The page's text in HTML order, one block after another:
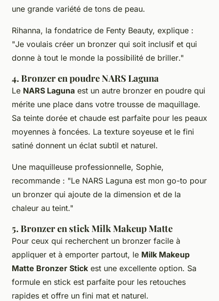
une grande variété de tons de peau.
Rihanna, la fondatrice de Fenty Beauty, explique :
"Je voulais créer un bronzer qui soit inclusif et qui
donne à tout le monde la possibilité de briller."
4. Bronzer en poudre NARS Laguna
Le NARS Laguna est un autre bronzer en poudre qui
mérite une place dans votre trousse de maquillage.
Sa teinte dorée et chaude est parfaite pour les peaux
moyennes à foncées. La texture soyeuse et le fini
satiné donnent un éclat subtil et naturel.
Une maquilleuse professionnelle, Sophie,
recommande : "Le NARS Laguna est mon go-to pour
un bronzer qui ajoute de la dimension et de la
chaleur au teint."
5. Bronzer en stick Milk Makeup Matte
Pour ceux qui recherchent un bronzer facile à
appliquer et à emporter partout, le Milk Makeup
Matte Bronzer Stick est une excellente option. Sa
formule en stick est parfaite pour les retouches
rapides et offre un fini mat et naturel.